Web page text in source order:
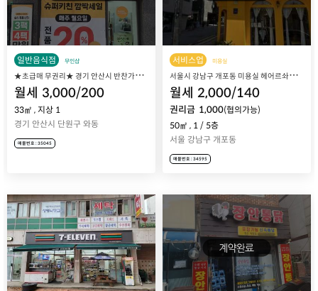
일반음식점 무인샵
★
초급매 무권리★ 경기 안산시 반찬가게 창업, 24시 무인샵 프랜차이즈 슈퍼키친 안산초지역점 매장 매매 양도양수
월세 3,000/200
33㎡ , 지상 1
경기 안산시 단원구 와동
매물번호 : 35045
서비스업 미용실
서
울시 강남구 개포동 미용실 헤어르솨마 양도양수
월세 2,000/140
권리금 1,000(협의가능)
50㎡ , 1 / 5층
서울 강남구 개포동
매물번호 : 34595